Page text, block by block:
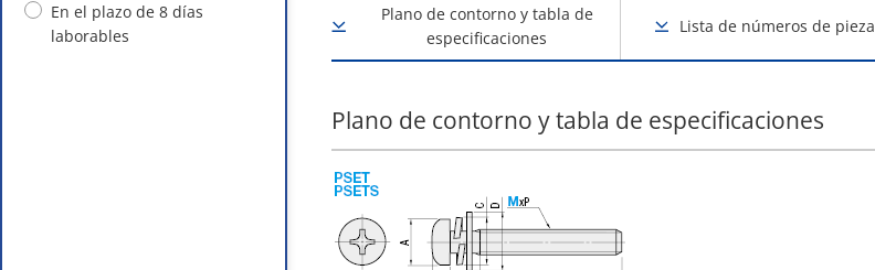
En el plazo de 8 días
laborables
Plano de contorno y tabla de
especificaciones
Lista de números de pieza
Plano de contorno y tabla de especificaciones